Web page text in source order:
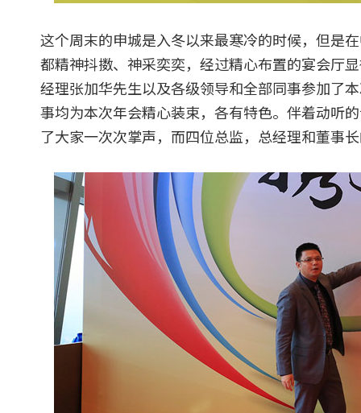
这个周末的申城是入冬以来最寒冷的时候，但是
都精神抖擞、神采奕奕，经过精心布置的宴会厅
经理张加华先生以及各级领导和全部同事参加了
事均为本次年会精心装束，各有特色。伴着动听
了大家一次次掌声，而四位总监，总经理和董事